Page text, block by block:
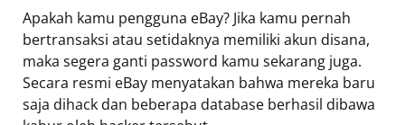
Apakah kamu pengguna eBay? Jika kamu pernah
bertransaksi atau setidaknya memiliki akun disana,
maka segera ganti password kamu sekarang juga.
Secara resmi eBay menyatakan bahwa mereka baru
saja dihack dan beberapa database berhasil dibawa